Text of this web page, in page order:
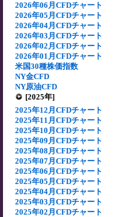
2026年06月CFDチャート
2026年05月CFDチャート
2026年04月CFDチャート
2026年03月CFDチャート
2026年02月CFDチャート
2026年01月CFDチャート
米国30種株価指数
NY金CFD
NY原油CFD
[2025年]
2025年12月CFDチャート
2025年11月CFDチャート
2025年10月CFDチャート
2025年09月CFDチャート
2025年08月CFDチャート
2025年07月CFDチャート
2025年06月CFDチャート
2025年05月CFDチャート
2025年04月CFDチャート
2025年03月CFDチャート
2025年02月CFDチャート